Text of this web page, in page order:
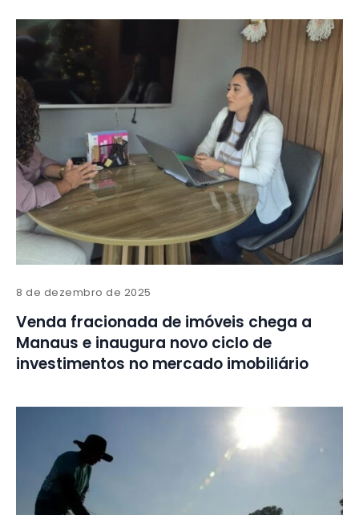
8 de dezembro de 2025
Venda fracionada de imóveis chega a
Manaus e inaugura novo ciclo de
investimentos no mercado imobiliário